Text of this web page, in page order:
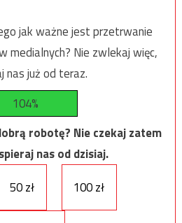
jak ważne jest przetrwanie
medialnych? Nie zwlekaj więc,
nas już od teraz.
104%
robotę? Nie czekaj zatem
nas od dzisiaj.
50 zł 100 zł